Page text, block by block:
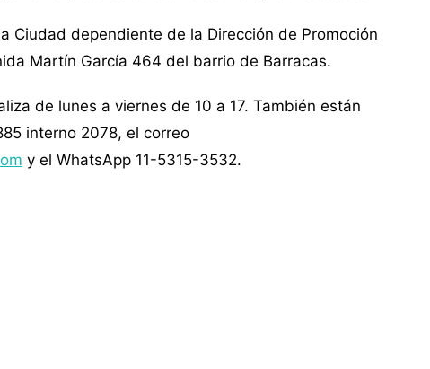
Ciudad dependiente de la Dirección de Promoción
Martín García 464 del barrio de Barracas.
de lunes a viernes de 10 a 17. También están
interno 2078, el correo
y el WhatsApp 11-5315-3532.